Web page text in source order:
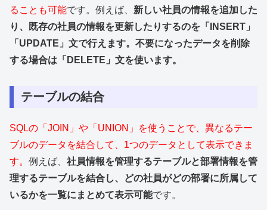
ることも可能です。例えば、 新しい社員の情報を追加した
り、既存の社員の情報を更新したりするのを「INSERT」
「UPDATE」文で行えます。不要になったデータを削除
する場合は「DELETE」文を使います。
テーブルの結合
SQLの「JOIN」や「UNION」を使うことで、異なるテー
ブルのデータを結合して、1つのデータとして表示できま
す。 例えば、 社員情報を管理するテーブルと部署情報を管
理するテーブルを結合し、どの社員がどの部署に所属して
いるかを一覧にまとめて表示可能です。